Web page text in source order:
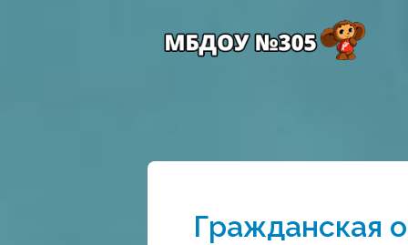
Гражданская